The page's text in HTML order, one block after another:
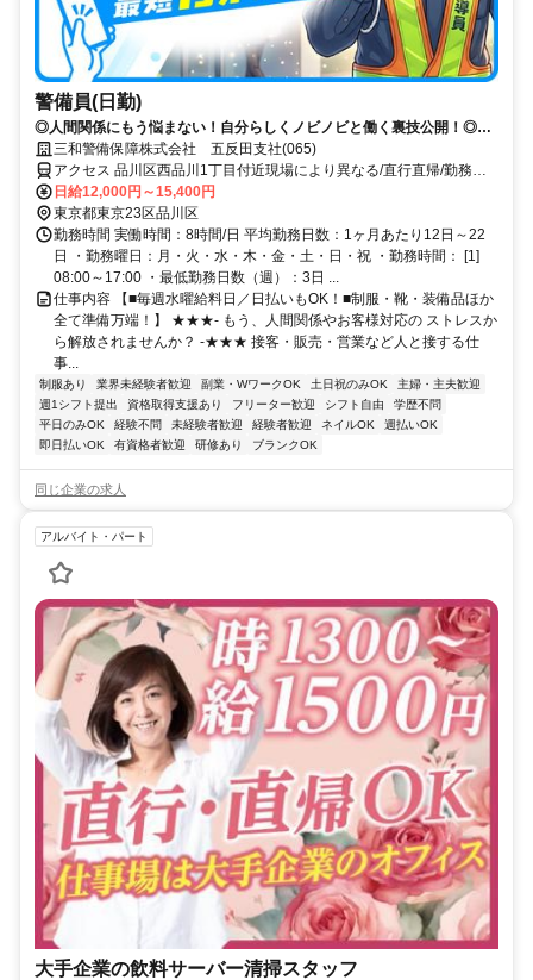
警備員(日勤)
◎人間関係にもう悩まない！自分らしくノビノビと働く裏技公開！◎ス
マホ応募から電話面接で最短15分で内定！
三和警備保障株式会社 五反田支社(065)
アクセス 品川区西品川1丁目付近現場により異なる/直行直帰/勤務地
相談可■電話面接■来社不要
日給12,000円～15,400円
東京都東京23区品川区
勤務時間 実働時間：8時間/日 平均勤務日数：1ヶ月あたり12日～22
日 ・勤務曜日：月・火・水・木・金・土・日・祝 ・勤務時間： [1]
08:00～17:00 ・最低勤務日数（週）：3日 ...
仕事内容 【■毎週水曜給料日／日払いもOK！■制服・靴・装備品ほか
全て準備万端！】 ★★★- もう、人間関係やお客様対応の ストレスか
ら解放されませんか？ -★★★ 接客・販売・営業など人と接する仕
事...
制服あり 業界未経験者歓迎 副業・WワークOK 土日祝のみOK
主婦・主夫歓迎
週1シフト提出
資格取得支援あり フリーター歓迎 シフト自由
学歴不問
平日のみOK
経験不問 未経験者歓迎 経験者歓迎 ネイルOK
週払いOK
即日払いOK
有資格者歓迎 研修あり ブランクOK
同じ企業の求人
アルバイト・パート
大手企業の飲料サーバー清掃スタッフ